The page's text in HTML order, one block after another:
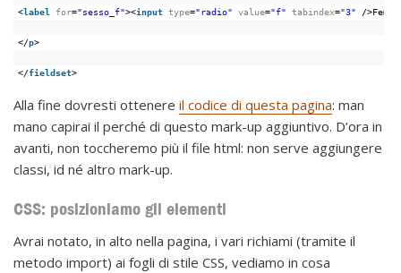
<label for="sesso_f"><input type="radio" value="f" tabindex="3" /
</p>
</fieldset>
Alla fine dovresti ottenere il codice di questa pagina: man
mano capirai il perché di questo mark-up aggiuntivo. D’ora in
avanti, non toccheremo più il file html: non serve aggiungere
classi, id né altro mark-up.
CSS: posizioniamo gli elementi
Avrai notato, in alto nella pagina, i vari richiami (tramite il
metodo import) ai fogli di stile CSS, vediamo in cosa